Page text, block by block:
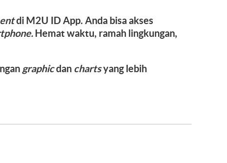
di M2U ID App. Anda bisa akses
Hemat waktu, ramah lingkungan,
graphicdan chartsyang lebih